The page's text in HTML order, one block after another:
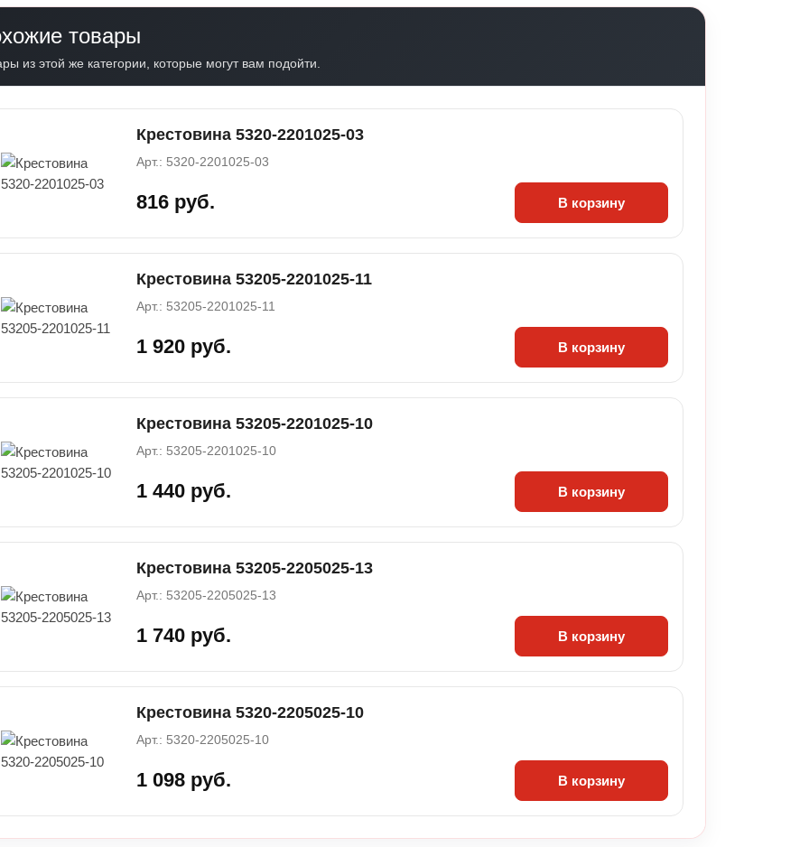
товары
из этой же категории, которые могут вам подойти.
Крестовина 5320-2201025-03
Арт.: 5320-2201025-03
816 руб. В корзину
Крестовина 53205-2201025-11
Арт.: 53205-2201025-11
1 920 руб. В корзину
Крестовина 53205-2201025-10
Арт.: 53205-2201025-10
1 440 руб. В корзину
Крестовина 53205-2205025-13
Арт.: 53205-2205025-13
1 740 руб. В корзину
Крестовина 5320-2205025-10
Арт.: 5320-2205025-10
1 098 руб. В корзину